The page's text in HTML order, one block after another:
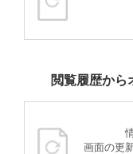
閲覧履歴から
画面の更